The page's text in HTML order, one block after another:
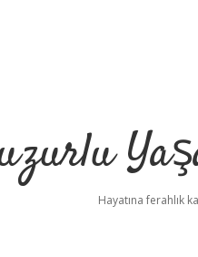
Hayatına ferahlık